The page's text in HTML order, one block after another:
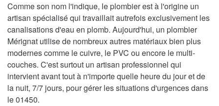
Comme son nom l'indique, le plombier est à l'origine un
artisan spécialisé qui travaillait autrefois exclusivement les
canalisations d'eau en plomb. Aujourd'hui, un plombier
Mérignat utilise de nombreux autres matériaux bien plus
modernes comme le cuivre, le PVC ou encore le multi-
couches. C'est surtout un artisan professionnel qui
intervient avant tout à n'importe quelle heure du jour et de
la nuit, 7/7 jours, pour gérer les situations d'urgences dans
le 01450.